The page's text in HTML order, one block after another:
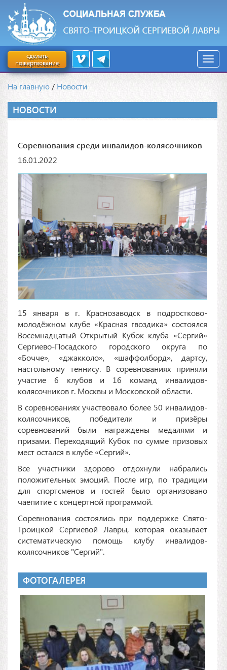
сделать
пожертвование
На главную /Новости
НОВОСТИ
Соревнования среди инвалидов-колясочников
16.01.2022
15 января в г. Краснозаводск в подростково-
молодёжном клубе «Красная гвоздика» состоялся
Восемнадцатый Открытый Кубок клуба «Сергий»
Сергиево-Посадского городского округа по
«Бочче», «джакколо», «шаффолборд», дартсу,
настольному теннису. В соревнованиях приняли
участие 6 клубов и 16 команд инвалидов-
колясочников г. Москвы и Московской области.
В соревнованиях участвовало более 50 инвалидов-
колясочников, победители и призёры
соревнований были награждены медалями и
призами. Переходящий Кубок по сумме призовых
мест остался в клубе «Сергий».
Все участники здорово отдохнули набрались
положительных эмоций. После игр, по традиции
для спортсменов и гостей было организовано
чаепитие с концертной программой.
Соревнования состоялись при поддержке Свято-
Троицкой Сергиевой Лавры, которая оказывает
систематическую помощь клубу инвалидов-
колясочников "Сергий".
ФОТОГАЛЕРЕЯ